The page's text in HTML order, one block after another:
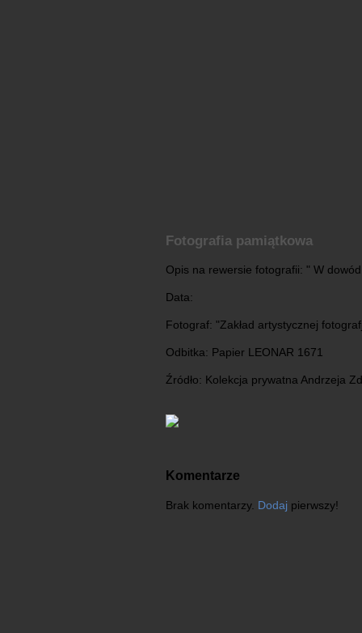
Fotografia pamiątkowa
Opis na rewersie fotografii: " W
Data:
Fotograf: "Zakład artystycznej
Odbitka: Papier LEONAR 1671
Źródło: Kolekcja prywatna Andrzeja
Komentarze
Brak komentarzy. Dodaj pierwszy!